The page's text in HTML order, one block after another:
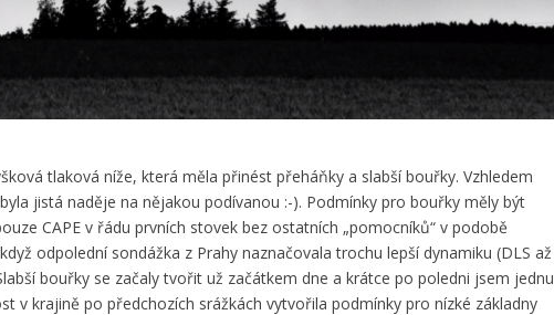
tlaková níže, která měla přinést přeháňky a slabší bouřky. Vzhledem
jistá naděje na nějakou podívanou :-). Podmínky pro bouřky měly být
CAPE v řádu prvních stovek bez ostatních „pomocníků“ v podobě
odpolední sondážka z Prahy naznačovala trochu lepší dynamiku (DLS až
bouřky se začaly tvořit už začátkem dne a krátce po poledni jsem jednu
v krajině po předchozích srážkách vytvořila podmínky pro nízké základny